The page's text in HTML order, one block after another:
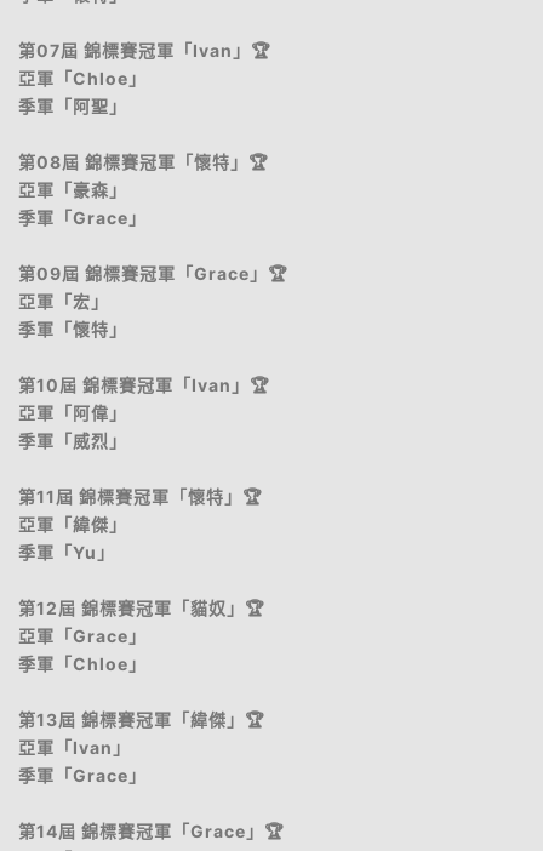
第07屆 錦標賽冠軍「Ivan」🏆
亞軍「Chloe」
季軍「阿聖」
第08屆 錦標賽冠軍「懷特」🏆
亞軍「豪森」
季軍「Grace」
第09屆 錦標賽冠軍「Grace」🏆
亞軍「宏」
季軍「懷特」
第10屆 錦標賽冠軍「Ivan」🏆
亞軍「阿偉」
季軍「威烈」
第11屆 錦標賽冠軍「懷特」🏆
亞軍「緯傑」
季軍「Yu」
第12屆 錦標賽冠軍「貓奴」🏆
亞軍「Grace」
季軍「Chloe」
第13屆 錦標賽冠軍「緯傑」🏆
亞軍「Ivan」
季軍「Grace」
第14屆 錦標賽冠軍「Grace」🏆